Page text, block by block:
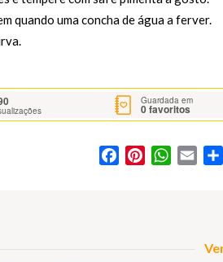
quando uma concha de água a ferver.
Guardada em
0favoritos
FacebookPinterest